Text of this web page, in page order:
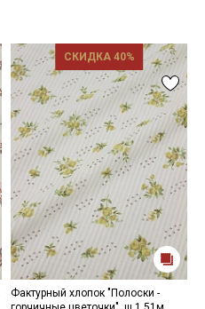
СКИДКА 40%
Фактурный хлопок "Полоски -